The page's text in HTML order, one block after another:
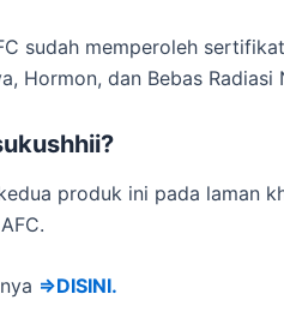
sudah memperoleh
Hormon, dan Bebas Radiasi
produk ini pada laman
⇒DISINI.